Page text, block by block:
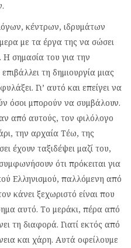
κέντρων, ιδρυμάτων
με τα έργα της να σώσει
Η σημασία του για την
τη δημιουργία μιας
Γι’ αυτό και επείγει να
όσοι μπορούν να συμβάλουν.
από αυτούς, τον φιλόλογο
την αρχαία Τέω, της
έχουν ταξιδέψει μαζί του,
ότι πρόκειται για
Ελληνισμού, παλλόμενη από
κάνει ξεχωριστό είναι που
αυτό. Το μεράκι, πέρα από
τη διαφορά. Γιατί εκτός από
και χάρη. Αυτά οφείλουμε